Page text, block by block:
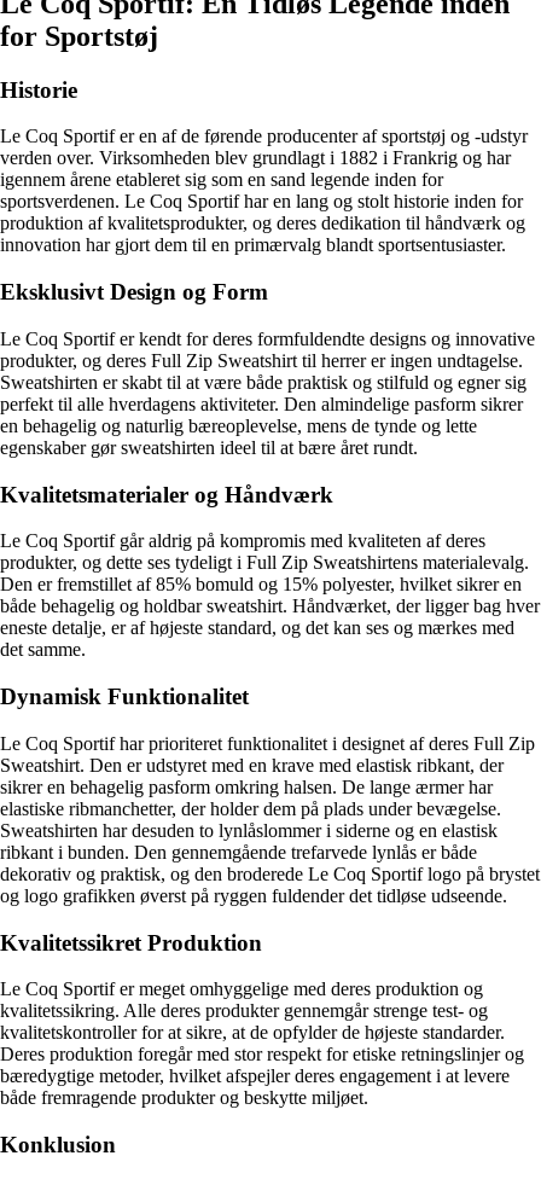
for Sportstøj
Historie
Le Coq Sportif er en af de førende producenter af sportstøj og -udstyr
verden over. Virksomheden blev grundlagt i 1882 i Frankrig og har
igennem årene etableret sig som en sand legende inden for
sportsverdenen. Le Coq Sportif har en lang og stolt historie inden for
produktion af kvalitetsprodukter, og deres dedikation til håndværk og
innovation har gjort dem til en primærvalg blandt sportsentusiaster.
Eksklusivt Design og Form
Le Coq Sportif er kendt for deres formfuldendte designs og innovative
produkter, og deres Full Zip Sweatshirt til herrer er ingen undtagelse.
Sweatshirten er skabt til at være både praktisk og stilfuld og egner sig
perfekt til alle hverdagens aktiviteter. Den almindelige pasform sikrer
en behagelig og naturlig bæreoplevelse, mens de tynde og lette
egenskaber gør sweatshirten ideel til at bære året rundt.
Kvalitetsmaterialer og Håndværk
Le Coq Sportif går aldrig på kompromis med kvaliteten af deres
produkter, og dette ses tydeligt i Full Zip Sweatshirtens materialevalg.
Den er fremstillet af 85% bomuld og 15% polyester, hvilket sikrer en
både behagelig og holdbar sweatshirt. Håndværket, der ligger bag hver
eneste detalje, er af højeste standard, og det kan ses og mærkes med
det samme.
Dynamisk Funktionalitet
Le Coq Sportif har prioriteret funktionalitet i designet af deres Full Zip
Sweatshirt. Den er udstyret med en krave med elastisk ribkant, der
sikrer en behagelig pasform omkring halsen. De lange ærmer har
elastiske ribmanchetter, der holder dem på plads under bevægelse.
Sweatshirten har desuden to lynlåslommer i siderne og en elastisk
ribkant i bunden. Den gennemgående trefarvede lynlås er både
dekorativ og praktisk, og den broderede Le Coq Sportif logo på brystet
og logo grafikken øverst på ryggen fuldender det tidløse udseende.
Kvalitetssikret Produktion
Le Coq Sportif er meget omhyggelige med deres produktion og
kvalitetssikring. Alle deres produkter gennemgår strenge test- og
kvalitetskontroller for at sikre, at de opfylder de højeste standarder.
Deres produktion foregår med stor respekt for etiske retningslinjer og
bæredygtige metoder, hvilket afspejler deres engagement i at levere
både fremragende produkter og beskytte miljøet.
Konklusion